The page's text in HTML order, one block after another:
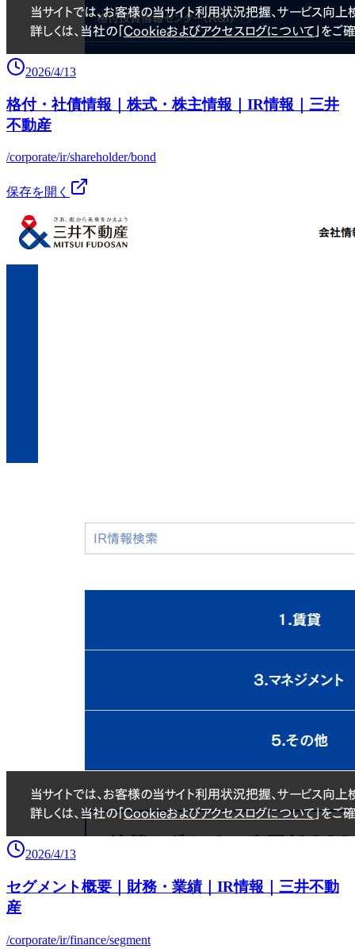
2026/4/13
格付・社債情報｜株式・株主情報｜IR情報｜三井
不動産
/corporate/ir/shareholder/bond
保存を開く
2026/4/13
セグメント概要｜財務・業績｜IR情報｜三井不動
産
/corporate/ir/finance/segment